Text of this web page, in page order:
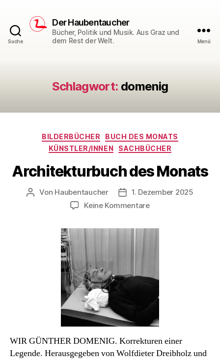
Suche
Der Haubentaucher
Bücher, Politik und Musik. Aus Graz und
dem Rest der Welt.
Menü
Schlagwort: domenig
Kategorien
BILDERBÜCHER
BUCH DES MONATS
KÜNSTLER/INNEN
SACHBÜCHER
Architekturbuch des Monats
Beitragsautor
Von Haubentaucher Veröffentlichungsdatum
1. Dezember 2025
Keine Kommentarezu
des
WIR GÜNTHER DOMENIG. Korrekturen einer
Legende. Herausgegeben von Wolfdieter Dreibholz und